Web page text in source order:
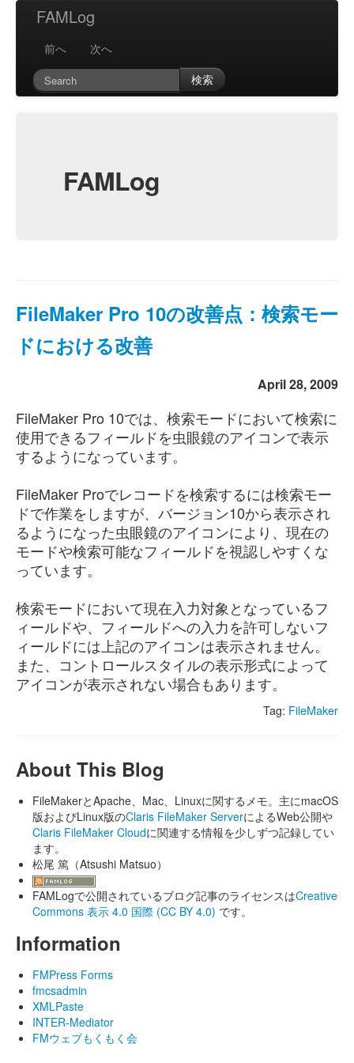
FAMLog
前へ
次へ
検索
FAMLog
FileMaker Pro 10の改善点：検索モー
ドにおける改善
April 28, 2009
FileMaker Pro 10では、検索モードにおいて検索に
使用できるフィールドを虫眼鏡のアイコンで表示
するようになっています。
FileMaker Proでレコードを検索するには検索モー
ドで作業をしますが、バージョン10から表示され
るようになった虫眼鏡のアイコンにより、現在の
モードや検索可能なフィールドを視認しやすくな
っています。
検索モードにおいて現在入力対象となっているフ
ィールドや、フィールドへの入力を許可しないフ
ィールドには上記のアイコンは表示されません。
また、コントロールスタイルの表示形式によって
アイコンが表示されない場合もあります。
Tag: FileMaker
About This Blog
FileMakerとApache、Mac、Linuxに関するメモ。主にmacOS
版およびLinux版のClaris FileMaker ServerによるWeb公開や
Claris FileMaker Cloudに関連する情報を少しずつ記録してい
ます。
松尾 篤（Atsushi Matsuo）
FAMLogで公開されているブログ記事のライセンスはCreative
Commons 表示 4.0 国際 (CC BY 4.0) です。
Information
FMPress Forms
fmcsadmin
XMLPaste
INTER-Mediator
FMウェブもくもく会